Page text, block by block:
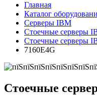
Главная
Каталог
Серверы IBM
Стоечные серверы
Стоечные серверы
7160E4G
Стоечные